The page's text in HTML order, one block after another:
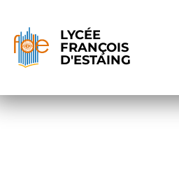
LYCÉE
FRANÇOIS
D'ESTAING